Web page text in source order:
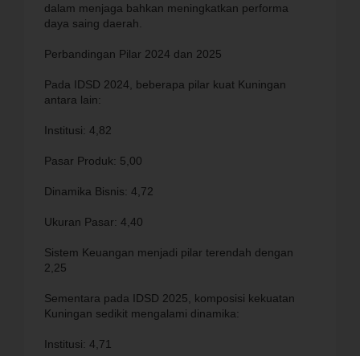
dalam menjaga bahkan meningkatkan performa
daya saing daerah.
Perbandingan Pilar 2024 dan 2025
Pada IDSD 2024, beberapa pilar kuat Kuningan
antara lain:
Institusi: 4,82
Pasar Produk: 5,00
Dinamika Bisnis: 4,72
Ukuran Pasar: 4,40
Sistem Keuangan menjadi pilar terendah dengan
2,25
Sementara pada IDSD 2025, komposisi kekuatan
Kuningan sedikit mengalami dinamika:
Institusi: 4,71